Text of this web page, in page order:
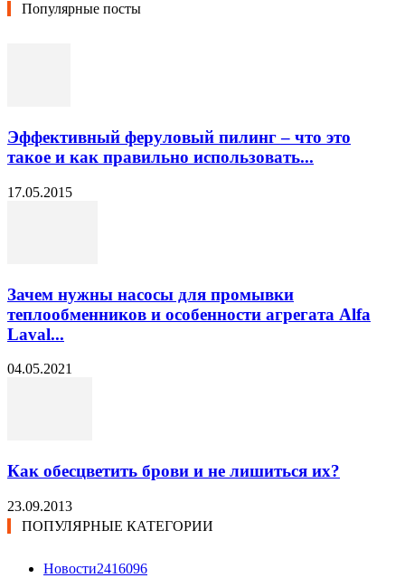
Популярные посты
Эффективный феруловый пилинг – что это
такое и как правильно использовать...
17.05.2015
Зачем нужны насосы для промывки
теплообменников и особенности агрегата Alfa
Laval...
04.05.2021
Как обесцветить брови и не лишиться их?
23.09.2013
ПОПУЛЯРНЫЕ КАТЕГОРИИ
Новости2416096